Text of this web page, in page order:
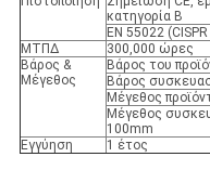
κατηγορία Β
EN 55022
ΜΤΠΔ
300,000 ώρες
Βάρος &
Μέγεθος
Βάρος του
Βάρος
Μέγεθος
Μέγεθος
100mm
Εγγύηση
1 έτος